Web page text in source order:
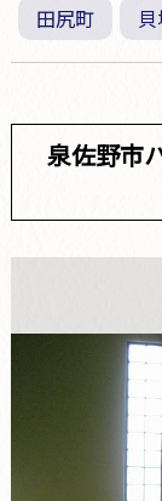
田尻町
泉佐野市